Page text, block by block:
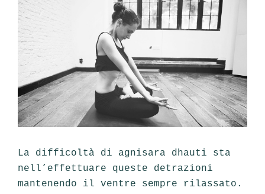
La difficoltà di agnisara dhauti sta
nell’effettuare queste detrazioni
mantenendo il ventre sempre rilassato.